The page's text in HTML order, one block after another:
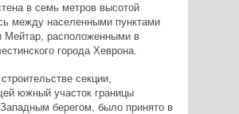
в семь метров высотой
между населенными пунктами
Мейтар, расположенными в
города Хеврона.
секции,
южный участок границы
берегом, было принято в